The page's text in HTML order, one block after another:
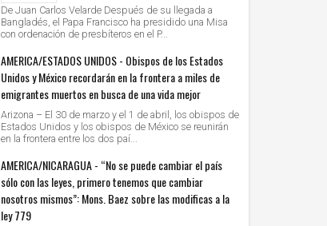
De Juan Carlos Velarde Después de su llegada a
Bangladés, el Papa Francisco ha presidido una Misa
con ordenación de presbíteros en el P...
AMERICA/ESTADOS UNIDOS - Obispos de los Estados
Unidos y México recordarán en la frontera a miles de
emigrantes muertos en busca de una vida mejor
Arizona – El 30 de marzo y el 1 de abril, los obispos de
Estados Unidos y los obispos de México se reunirán
en la frontera entre los dos paí...
AMERICA/NICARAGUA - “No se puede cambiar el país
sólo con las leyes, primero tenemos que cambiar
nosotros mismos”: Mons. Baez sobre las modificas a la
ley 779